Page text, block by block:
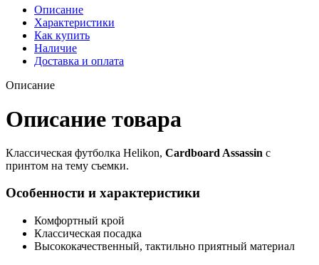
Описание
Характеристики
Как купить
Наличие
Доставка и оплата
Описание
Описание товара
Классическая футболка Helikon, Cardboard Assassin с
принтом на тему съемки.
Особенности и характеристики
Комфортный крой
Классическая посадка
Высококачественный, тактильно приятный материал